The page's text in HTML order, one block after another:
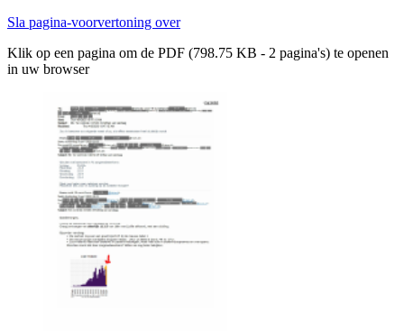
Sla pagina-voorvertoning over
Klik op een pagina om de PDF (798.75 KB - 2 pagina's) te openen
in uw browser